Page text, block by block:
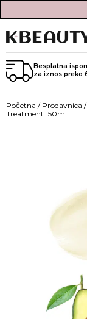
Besplatna
za iznos preko
Početna / Prodavnica /
Treatment 150ml